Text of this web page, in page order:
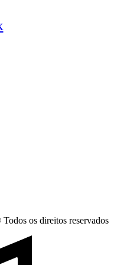
os direitos reservados